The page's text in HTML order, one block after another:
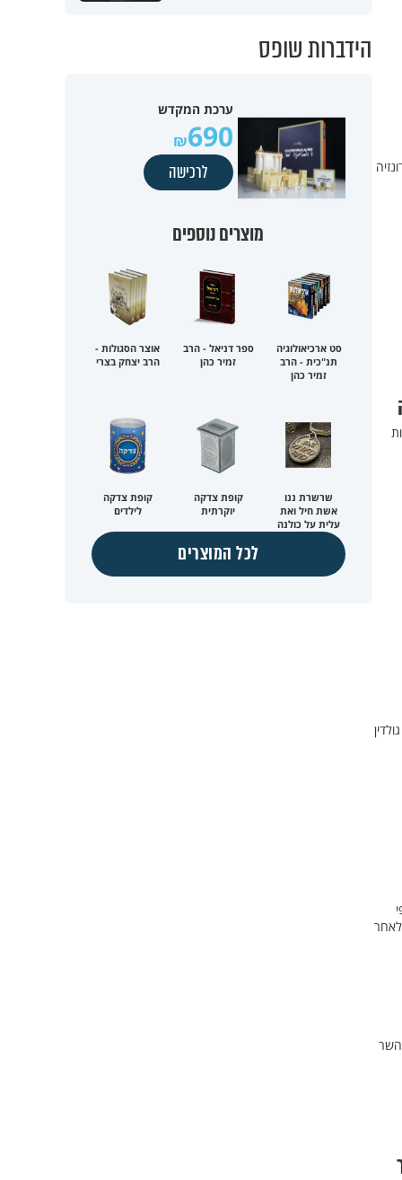
יציאתם של כ-150-200 מחבלים, לאחר
השר
הידברות שופס
ערכת המקדש
690
לרכישה
מוצרים נוספים
סט ארכיאולוגיה
תנ"כית - הרב
זמיר כהן
ספר דניאל - הרב
זמיר כהן
אוצר הסגולות -
הרב יצחק בצרי
שרשרת ננו
אשת חיל ואת
עלית על כולנה
קופת צדקה
יוקרתית
קופת צדקה
לילדים
לכל המוצרים